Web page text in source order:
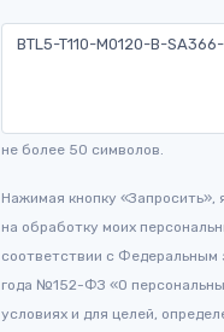
не более 50 символов.
Нажимая кнопку «Запросить»,
на обработку моих
соответствии с Федеральным
года №152-ФЗ «О
условиях и для целей,